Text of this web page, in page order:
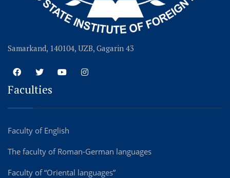
Samarkand, 140104, UZB, Gagarin 43
Faculties
Faculty of English
The faculty of Roman-German languages
Faculty of “Oriental languages”